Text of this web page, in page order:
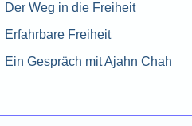
Der Weg in die Freiheit
Erfahrbare Freiheit
Ein Gespräch mit Ajahn Chah